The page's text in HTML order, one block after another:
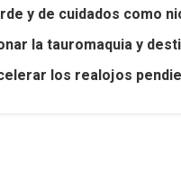
y de cuidados como
la tauromaquia y
los realojos